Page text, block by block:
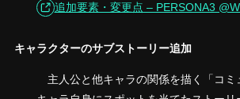
追加要素・変更点 – PERSONA3
キャラクターのサブストーリー追加
主人公と他キャラの関係を描く「コミ